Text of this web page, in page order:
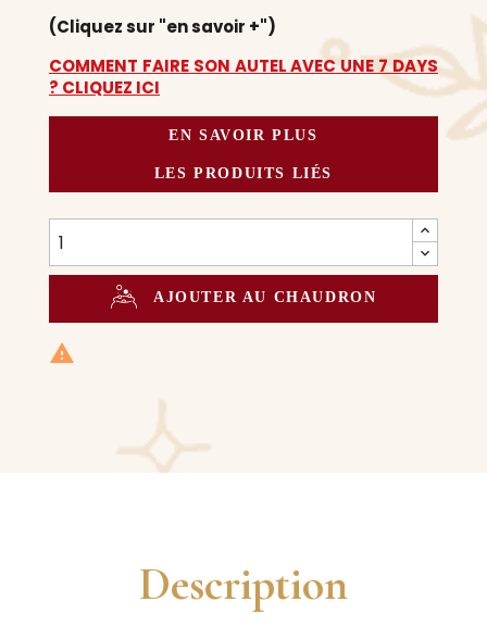
(Cliquez sur "en savoir +")
COMMENT FAIRE SON AUTEL AVEC UNE 7 DAYS
? CLIQUEZ ICI
EN SAVOIR PLUS
LES PRODUITS LIÉS
AJOUTER AU CHAUDRON

Description